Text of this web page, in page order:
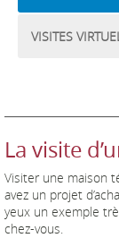
VISITES
La visite
Visiter une maison
avez un projet
yeux un exemple
chez-vous.